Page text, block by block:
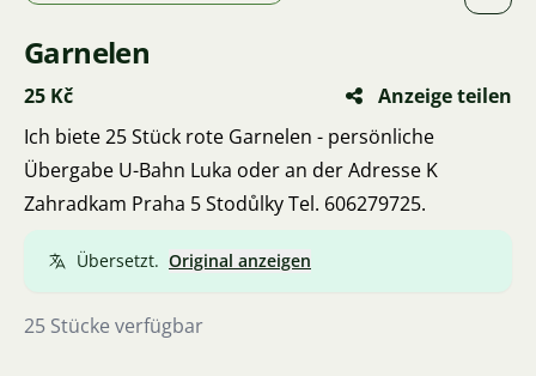
Garnelen
25 Kč
Anzeige teilen
Ich biete 25 Stück rote Garnelen - persönliche
Übergabe U-Bahn Luka oder an der Adresse K
Zahradkam Praha 5 Stodůlky Tel. 606279725.
Übersetzt. Original anzeigen
25 Stücke verfügbar